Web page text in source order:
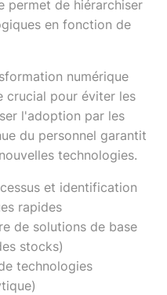
permet de hiérarchiser
en fonction de
numérique
crucial pour éviter les
l'adoption par les
du personnel garantit
technologies.
et identification
rapides
de solutions de base
stocks)
technologies